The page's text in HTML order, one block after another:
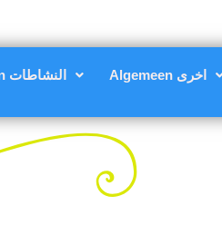
Activiteiten النشاطات Algemeen اخرى